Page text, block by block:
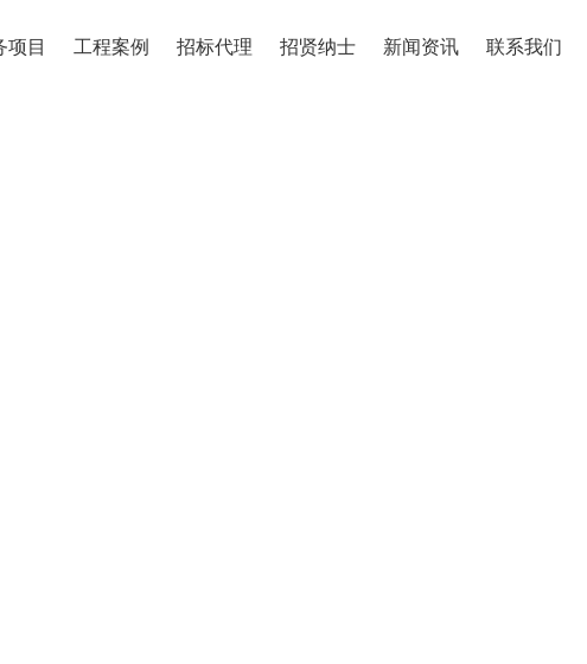
项目 工程案例 招标代理 招贤纳士 新闻资讯 联系我们